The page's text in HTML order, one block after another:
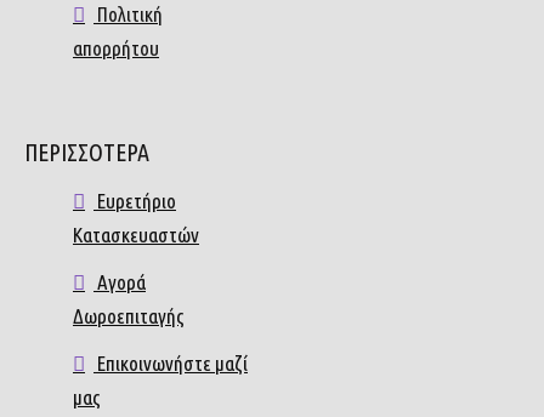
Πολιτική
απορρήτου
ΠΕΡΙΣΣΟΤΕΡΑ
Ευρετήριο
Κατασκευαστών
Αγορά
Δωροεπιταγής
Επικοινωνήστε μαζί
μας